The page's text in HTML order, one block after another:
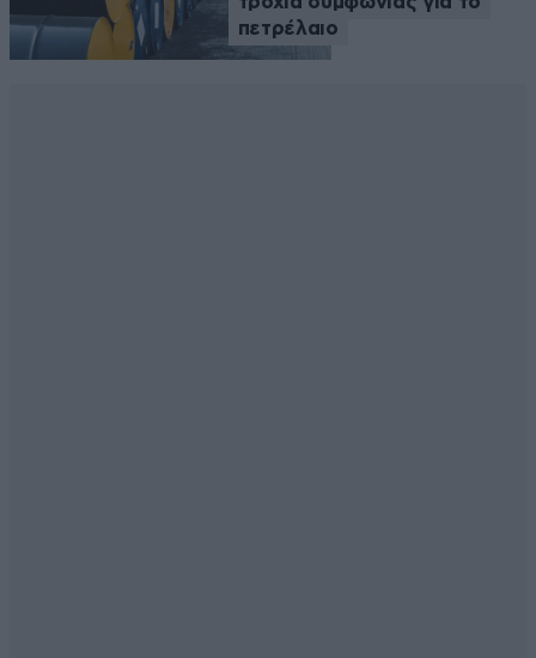
πετρέλαιο